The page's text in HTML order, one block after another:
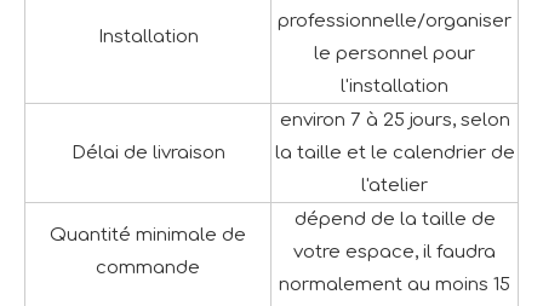
Installation
professionnelle/organiser
le personnel pour
l'installation
Délai de livraison
environ 7 à 25 jours, selon
la taille et le calendrier de
l'atelier
Quantité minimale de
commande
dépend de la taille de
votre espace, il faudra
normalement au moins 15